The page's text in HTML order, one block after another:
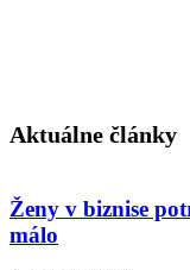
Aktuálne články
Ženy v biznise
málo